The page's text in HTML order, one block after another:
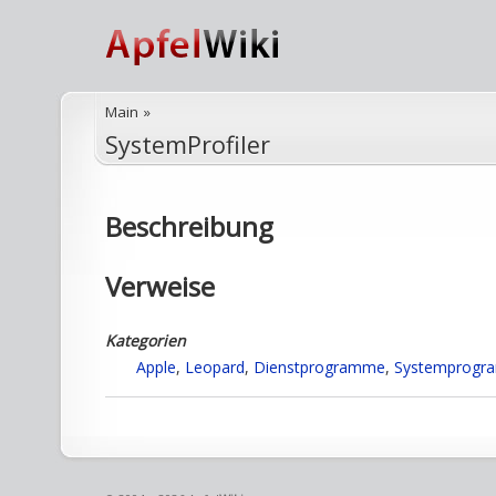
Main »
SystemProfiler
Beschreibung
Verweise
Kategorien
Apple, Leopard, Dienstprogramme,